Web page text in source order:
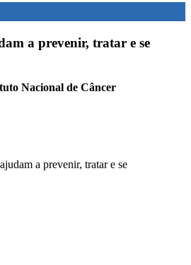
a prevenir, tratar e se
Nacional de Câncer